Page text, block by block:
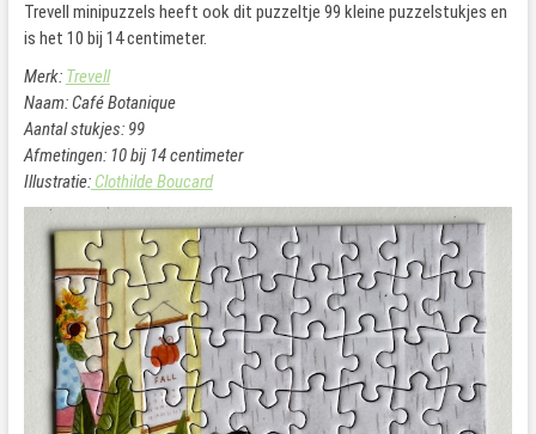
Trevell minipuzzels heeft ook dit puzzeltje 99 kleine puzzelstukjes en
is het 10 bij 14 centimeter.
Merk: Trevell
Naam: Café Botanique
Aantal stukjes: 99
Afmetingen: 10 bij 14 centimeter
Illustratie:Clothilde Boucard